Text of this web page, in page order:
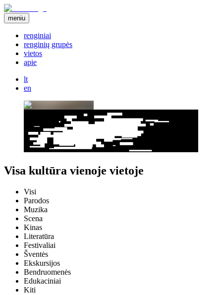
meniu
renginiai
renginių grupės
vietos
apie
lt
en
Visa kultūra vienoje vietoje
Visi
Parodos
Muzika
Scena
Kinas
Literatūra
Festivaliai
Šventės
Ekskursijos
Bendruomenės
Edukaciniai
Kiti